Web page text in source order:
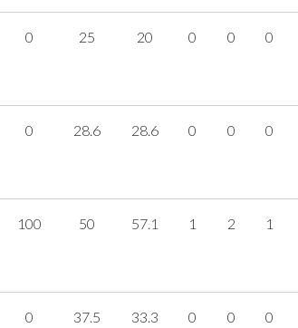
0 25 20 0 0 0
0 28.6 28.6 0 0 0
100 50 57.1 1 2 1
0 37.5 33.3 0 0 0